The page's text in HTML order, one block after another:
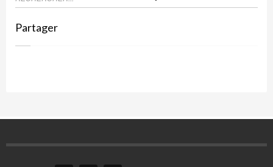
Partager